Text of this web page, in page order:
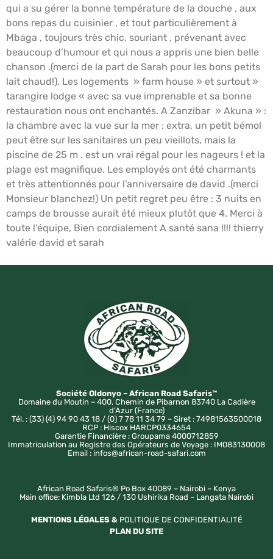
qui a su gérer la bonne température de la douche , aux
bons repas du cuisinier , et tout particulièrement à
Mbaga , toujours très chic, souriant , prévenant avec
beaucoup d’humour et qui nous a appris une bien belle
chanson .(merci de la part de Sarah pour les bons petits
lait chaud!). Les logements » farm house » et surtout »
tarangire lodge « avec sa vue imprenable et sa bonne
restauration nous ont enchantés. A Zanzibar » Akuna » :
la chambre avec la vue sur la mer : extra, un petit bémol
peut être sur les sanitaires un peu vieillots, mais la
piscine de 25 m . est un vrai régal pour les nageurs ! et la
plage est magnifique. Les employés ont été charmants
et très attentionnés pour l’anniversaire de david .(merci
Monsieur blanchez!) Un petit regret peu être : 3 nuits en
camps de brousse aurait été mieux plutôt que 4. Merci à
toute l’équipe, Bien cordialement A santé sana !!!! thierry
valérie david et sarah
Société Oldonyo – African Road Safaris™
Domaine du Moutin – 400, Chemin de Pibarnon 83740 La Cadière
d’Azur (France)
Tél. : (33) (4) 94 90 43 18 / (0) 7 78 11 34 79 – Siret : 74981563500018
RCP : Hiscox HARCP0334654
Garantie Financière : Groupama 4000712859
Immatriculation au Registre des Opérateurs de Voyage : IM083130008
Email : infos@african-road-safari.com
African Road Safaris® Po Box 40089 – Nairobi – Kenya
Main office: Kimbla Ltd 126 / 130 Ushirika Road – Langata Nairobi
MENTIONS LÉGALES & POLITIQUE DE CONFIDENTIALITÉ
PLAN DU SITE